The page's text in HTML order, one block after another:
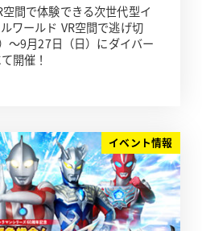
空間で体験できる次世代型イ
ワールド VR空間で逃げ切
～9月27日（日）にダイバー
開催！
イベント情報